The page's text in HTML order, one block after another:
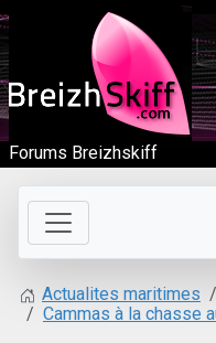
Forums Breizhskiff
Actualites maritimes
Cammas à la chasse